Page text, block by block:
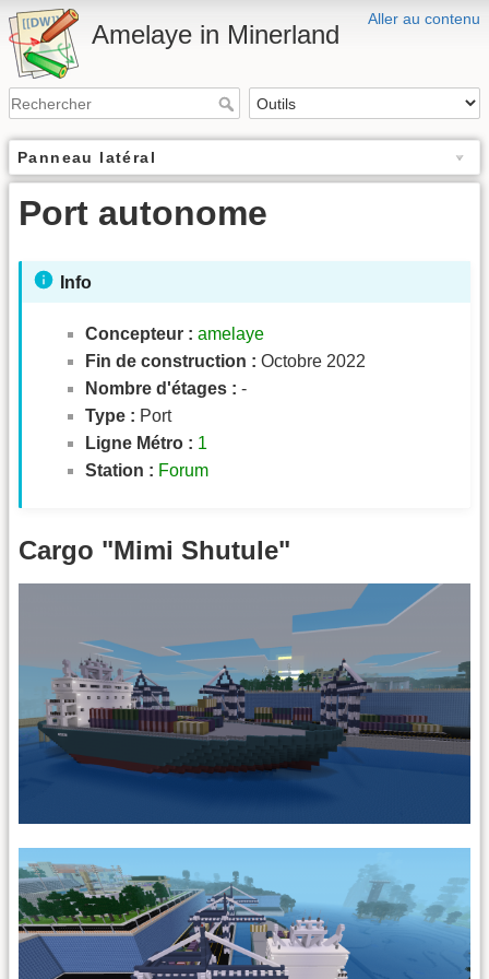
Aller au contenu
Amelaye in Minerland
Panneau latéral
Port autonome
Info
Concepteur : amelaye
Fin de construction : Octobre 2022
Nombre d'étages : -
Type : Port
Ligne Métro : 1
Station : Forum
Cargo "Mimi Shutule"